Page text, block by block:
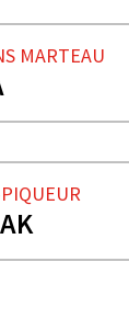
MARTEAU